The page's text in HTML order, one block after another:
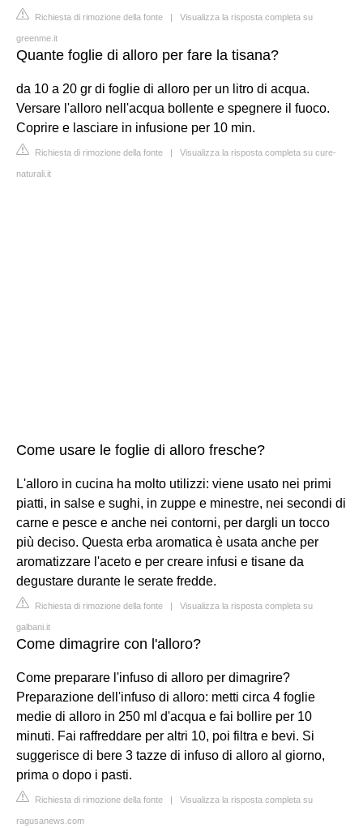
Richiesta di rimozione della fonte | Visualizza la risposta completa su
greenme.it
Quante foglie di alloro per fare la tisana?
da 10 a 20 gr di foglie di alloro per un litro di acqua.
Versare l'alloro nell'acqua bollente e spegnere il fuoco.
Coprire e lasciare in infusione per 10 min.
Richiesta di rimozione della fonte | Visualizza la risposta completa su cure-
naturali.it
Come usare le foglie di alloro fresche?
L'alloro in cucina ha molto utilizzi: viene usato nei primi
piatti, in salse e sughi, in zuppe e minestre, nei secondi di
carne e pesce e anche nei contorni, per dargli un tocco
più deciso. Questa erba aromatica è usata anche per
aromatizzare l'aceto e per creare infusi e tisane da
degustare durante le serate fredde.
Richiesta di rimozione della fonte | Visualizza la risposta completa su
galbani.it
Come dimagrire con l'alloro?
Come preparare l'infuso di alloro per dimagrire?
Preparazione dell'infuso di alloro: metti circa 4 foglie
medie di alloro in 250 ml d'acqua e fai bollire per 10
minuti. Fai raffreddare per altri 10, poi filtra e bevi. Si
suggerisce di bere 3 tazze di infuso di alloro al giorno,
prima o dopo i pasti.
Richiesta di rimozione della fonte | Visualizza la risposta completa su
ragusanews.com